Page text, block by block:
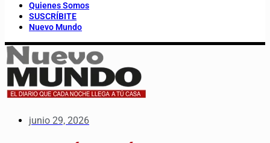
Quienes Somos
SUSCRÍBITE
Nuevo Mundo
junio 29, 2026